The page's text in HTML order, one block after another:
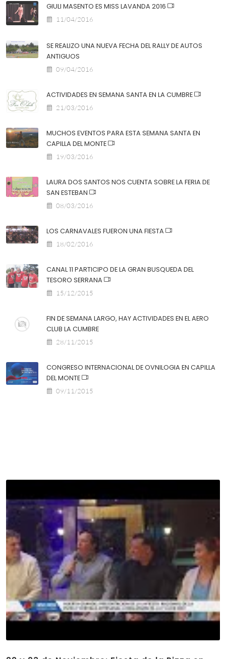
GIULI MASENTO ES MISS LAVANDA 2016
11/04/2016
SE REALIZO UNA NUEVA FECHA DEL RALLY DE AUTOS
ANTIGUOS
09/04/2016
ACTIVIDADES EN SEMANA SANTA EN LA CUMBRE
21/03/2016
MUCHOS EVENTOS PARA ESTA SEMANA SANTA EN
CAPILLA DEL MONTE
19/03/2016
LAURA DOS SANTOS NOS CUENTA SOBRE LA FERIA DE
SAN ESTEBAN
08/03/2016
LOS CARNAVALES FUERON UNA FIESTA
18/02/2016
CANAL 11 PARTICIPO DE LA GRAN BUSQUEDA DEL
TESORO SERRANA
15/12/2015
FIN DE SEMANA LARGO, HAY ACTIVIDADES EN EL AERO
CLUB LA CUMBRE
28/11/2015
CONGRESO INTERNACIONAL DE OVNILOGIA EN CAPILLA
DEL MONTE
09/11/2015